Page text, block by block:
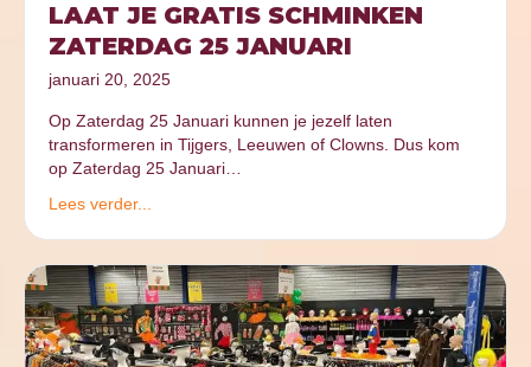
LAAT JE GRATIS SCHMINKEN
ZATERDAG 25 JANUARI
januari 20, 2025
Op Zaterdag 25 Januari kunnen je jezelf laten
transformeren in Tijgers, Leeuwen of Clowns. Dus kom
op Zaterdag 25 Januari…
Lees verder...